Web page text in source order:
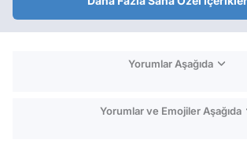
Yorumlar Aşağıda
Yorumlar ve Emojiler Aşağıda